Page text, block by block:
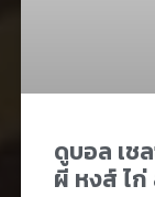
ดูบอล เช
ผี หงส์ ไ